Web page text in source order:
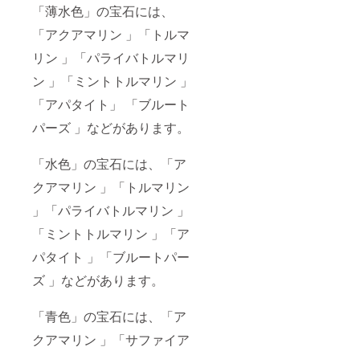
「薄水色」の宝石には、
「アクアマリン 」「トルマ
リン 」「パライバトルマリ
ン 」「ミントトルマリン 」
「アパタイト」 「ブルート
パーズ 」などがあります。
「水色」の宝石には、「ア
クアマリン 」「トルマリン
」「パライバトルマリン 」
「ミントトルマリン 」「ア
パタイト 」「ブルートパー
ズ 」などがあります。
「青色」の宝石には、「ア
クアマリン 」「サファイア